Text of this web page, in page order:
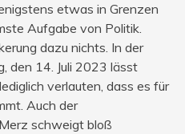
etwas in Grenzen
Aufgabe von Politik.
dazu nichts. In der
den 14. Juli 2023 lässt
verlauten, dass es für
Auch der
schweigt bloß